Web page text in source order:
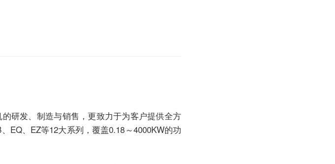
的研发、制造与销售，更致力于为客户提供全方
EQ、EZ等12大系列，覆盖0.18～4000KW的功